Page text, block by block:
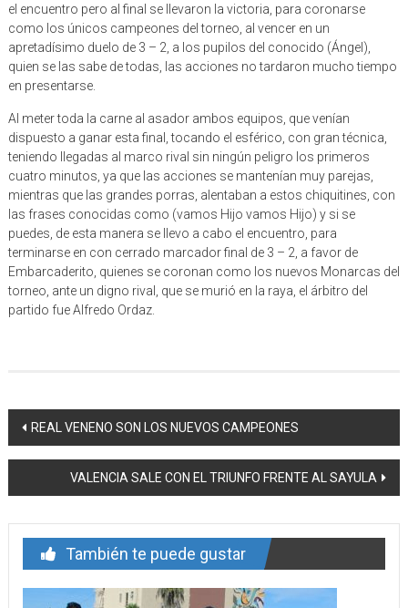
el encuentro pero al final se llevaron la victoria, para coronarse
como los únicos campeones del torneo, al vencer en un
apretadísimo duelo de 3 – 2, a los pupilos del conocido (Ángel),
quien se las sabe de todas, las acciones no tardaron mucho tiempo
en presentarse.
Al meter toda la carne al asador ambos equipos, que venían
dispuesto a ganar esta final, tocando el esférico, con gran técnica,
teniendo llegadas al marco rival sin ningún peligro los primeros
cuatro minutos, ya que las acciones se mantenían muy parejas,
mientras que las grandes porras, alentaban a estos chiquitines, con
las frases conocidas como (vamos Hijo vamos Hijo) y si se
puedes, de esta manera se llevo a cabo el encuentro, para
terminarse en con cerrado marcador final de 3 – 2, a favor de
Embarcaderito, quienes se coronan como los nuevos Monarcas del
torneo, ante un digno rival, que se murió en la raya, el árbitro del
partido fue Alfredo Ordaz.
Navegación
de
entrada
REAL VENENO SON LOS NUEVOS CAMPEONES
VALENCIA SALE CON EL TRIUNFO FRENTE AL SAYULA
También te puede gustar